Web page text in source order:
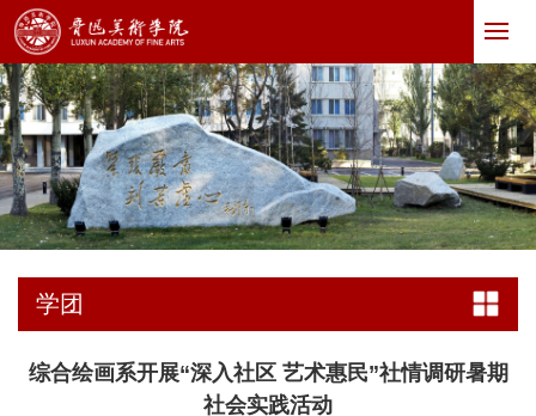
学团
综合绘画系开展“深入社区 艺术惠民”社情调研暑期
社会实践活动